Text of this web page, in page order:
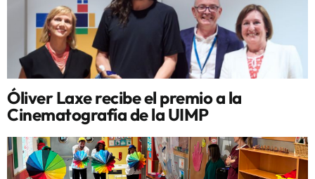
Óliver Laxe recibe el premio a la
Cinematografía de la UIMP